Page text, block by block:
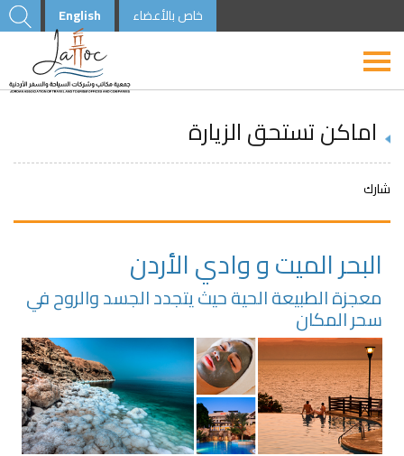
خاص بالأعضاء English
اماكن تستحق الزيارة
شارك
البحر الميت و وادي الأردن
معجزة الطبيعة الحية حيث يتجدد الجسد والروح في
سحر المكان